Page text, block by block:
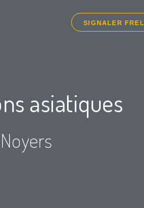
SIGNALER
asiatiques